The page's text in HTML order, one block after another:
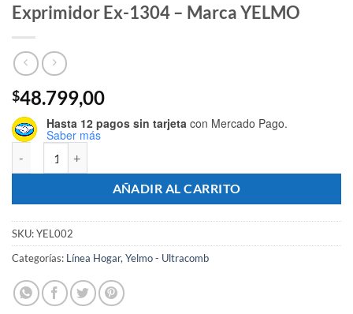
Exprimidor Ex-1304 – Marca YELMO
$48.799,00
Hasta 12 pagos sin tarjeta con Mercado Pago.
Saber más
AÑADIR AL CARRITO
SKU:YEL002
Categorías: Línea Hogar, Yelmo - Ultracomb